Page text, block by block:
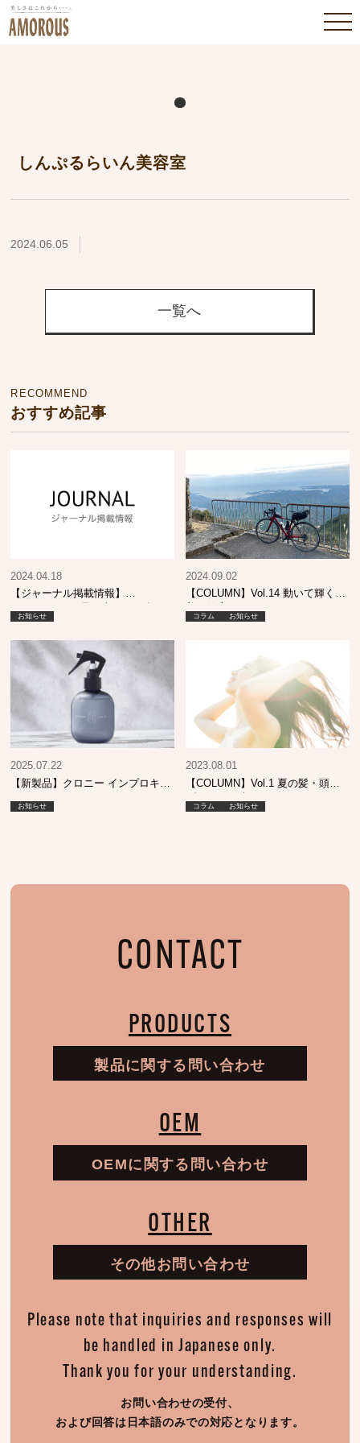
しんぷるらいん美容室
2024.06.05
一覧へ
RECOMMEND
おすすめ記事
【ジャーナル掲載情報】
品！
2024.04.18
お知らせ
【COLUMN】Vol.14 動いて輝く！
2024.09.02
コラム お知らせ
【新製品】クロニー インプロキュ
2025.07.22
お知らせ
【COLUMN】Vol.1 夏の髪・頭皮
ダメージを防ぐためのポイント
2023.08.01
コラム お知らせ
CONTACT
PRODUCTS
製品に関する問い合わせ
OEM
OEMに関する問い合わせ
OTHER
その他お問い合わせ
Please note that inquiries and responses will
be handled in Japanese only.
Thank you for your understanding.
お問い合わせの受付、
および回答は日本語のみでの対応となります。